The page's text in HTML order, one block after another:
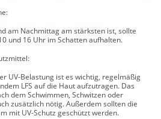
am Nachmittag am stärksten ist, sollte
und 16 Uhr im Schatten aufhalten.
UV-Belastung ist es wichtig, regelmäßig
LFS auf die Haut aufzutragen. Das
dem Schwimmen, Schwitzen oder
zusätzlich nötig. Außerdem sollten die
mit UV-Schutz geschützt werden.